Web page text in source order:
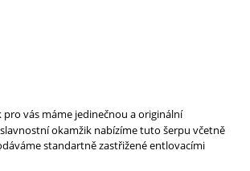
vás máme jedinečnou a originální
okamžik nabízíme tuto šerpu včetně
standartně zastřižené entlovacími